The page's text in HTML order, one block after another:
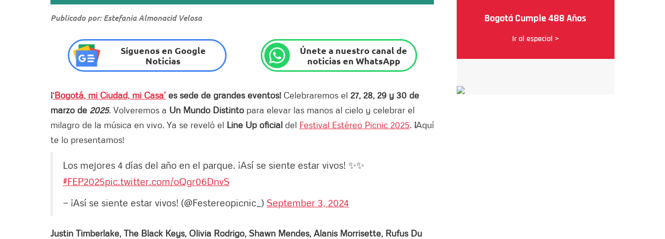
Publicado por: Estefania Almonacid Velosa
Síguenos en Google
Noticias
Únete a nuestro canal de
noticias en WhatsApp
¡‘Bogotá, mi Ciudad, mi Casa’ es sede de grandes eventos! Celebraremos el 27, 28, 29 y 30 de
marzo de 2025. Volveremos a Un Mundo Distinto para elevar las manos al cielo y celebrar el
milagro de la música en vivo. Ya se reveló el Line Up oficial del Festival Estéreo Picnic 2025. ¡Aquí
te lo presentamos!
Los mejores 4 días del año en el parque. ¡Así se siente estar vivos! ✨✨
#FEP2025pic.twitter.com/oQgr06DnvS
— ¡Así se siente estar vivos! (@Festereopicnic_) September 3, 2024
Justin Timberlake, The Black Keys, Olivia Rodrigo, Shawn Mendes, Alanis Morrisette, Rufus Du
Bogotá Cumple 488 Años
Ir al especial >